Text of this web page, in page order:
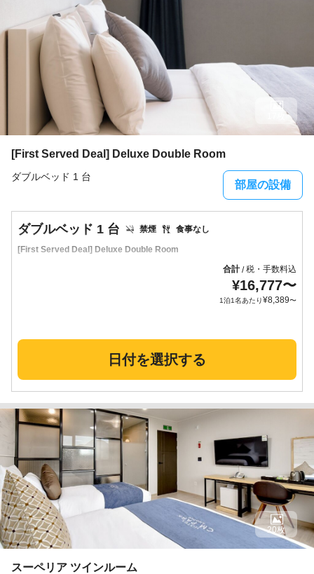
[First Served Deal] Deluxe Double Room
ダブルベッド 1 台
部屋の設備
[First Served Deal] Deluxe Double Room
禁煙 食事なし
ダブルベッド 1 台
合計/税・手数料込
¥16,777〜
1泊1名あたり¥8,389〜
日付を選択する
スーペリア ツインルーム
20枚